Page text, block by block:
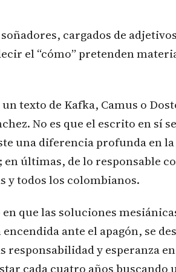
cargados de
el “cómo” pretenden
texto de Kafka, Camus o
No es que el escrito en sí
una diferencia profunda en
últimas, de lo responsable
y todos los colombianos.
que las soluciones
ante el apagón, se
responsabilidad y esperanza
cada cuatro años buscando